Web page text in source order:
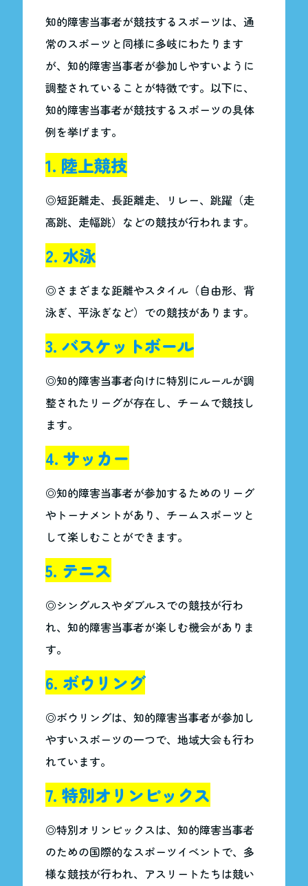
知的障害当事者が競技するスポーツは、通
常のスポーツと同様に多岐にわたります
が、知的障害当事者が参加しやすいように
調整されていることが特徴です。以下に、
知的障害当事者が競技するスポーツの具体
例を挙げます。
1. 陸上競技
◎短距離走、長距離走、リレー、跳躍（走
高跳、走幅跳）などの競技が行われます。
2. 水泳
◎さまざまな距離やスタイル（自由形、背
泳ぎ、平泳ぎなど）での競技があります。
3. バスケットボール
◎知的障害当事者向けに特別にルールが調
整されたリーグが存在し、チームで競技し
ます。
4. サッカー
◎知的障害当事者が参加するためのリーグ
やトーナメントがあり、チームスポーツと
して楽しむことができます。
5. テニス
◎シングルスやダブルスでの競技が行わ
れ、知的障害当事者が楽しむ機会がありま
す。
6. ボウリング
◎ボウリングは、知的障害当事者が参加し
やすいスポーツの一つで、地域大会も行わ
れています。
7. 特別オリンピックス
◎特別オリンピックスは、知的障害当事者
のための国際的なスポーツイベントで、多
様な競技が行われ、アスリートたちは競い